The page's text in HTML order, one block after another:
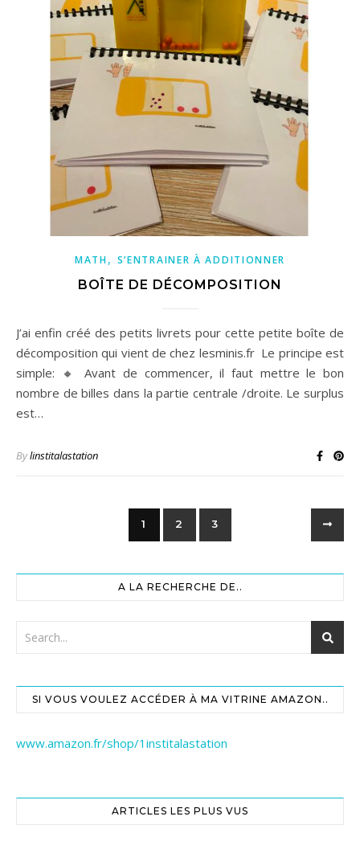
MATH, S’ENTRAINER À ADDITIONNER
BOÎTE DE DÉCOMPOSITION
J’ai enfin créé des petits livrets pour cette petite boîte de
décomposition qui vient de chez lesminis.fr Le principe est
simple: 🔸 Avant de commencer, il faut mettre le bon
nombre de billes dans la partie centrale /droite. Le surplus
est…
Bylinstitalastation
1 2 3
A LA RECHERCHE DE..
SI VOUS VOULEZ ACCÉDER À MA VITRINE AMAZON..
www.amazon.fr/shop/1institalastation
ARTICLES LES PLUS VUS